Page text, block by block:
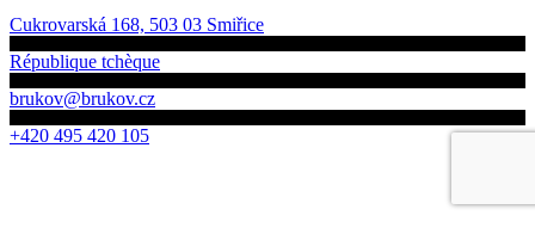
Cukrovarská 168, 503 03 Smiřice
République tchèque
brukov@brukov.cz
+420 495 420 105